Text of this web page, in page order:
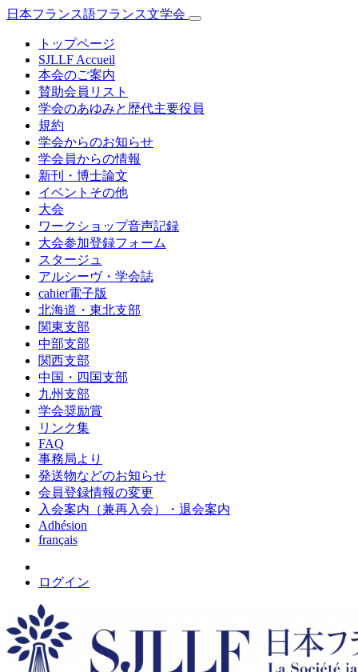
日本フランス語フランス文学会
トップページ
SJLLF Accueil
本会のご案内
賛助会員リスト
学会のあゆみと歴代主要役員
規約
学会からのお知らせ
学会員からの情報
新刊・博士論文
イベントその他
大会
ワークショップ音声記録
大会参加登録フォーム
スタージュ
アルシーヴ・学会誌
cahier電子版
北海道・東北支部
関東支部
中部支部
関西支部
中国・四国支部
九州支部
学会奨励賞
リンク集
FAQ
事務局より
発送物などのお知らせ
会員登録情報の変更
入会案内（兼再入会）・退会案内
Adhésion
français
ログイン